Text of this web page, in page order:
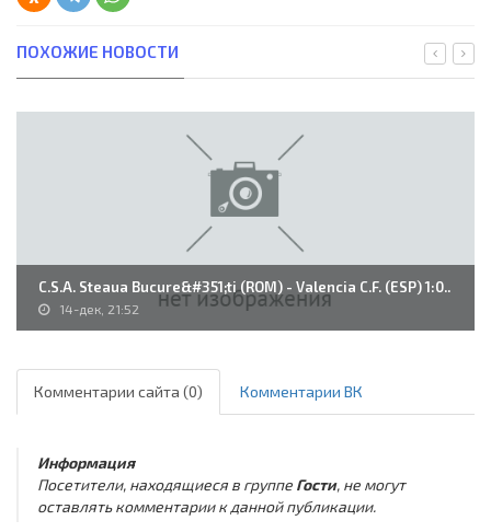
ПОХОЖИЕ НОВОСТИ
C.S.A. Steaua Bucure&#351;ti (ROM) - Valencia C.F. (ESP) 1:0..
14-дек, 21:52
Комментарии сайта (0) Комментарии ВК
Информация
Посетители, находящиеся в группе Гости, не могут
оставлять комментарии к данной публикации.